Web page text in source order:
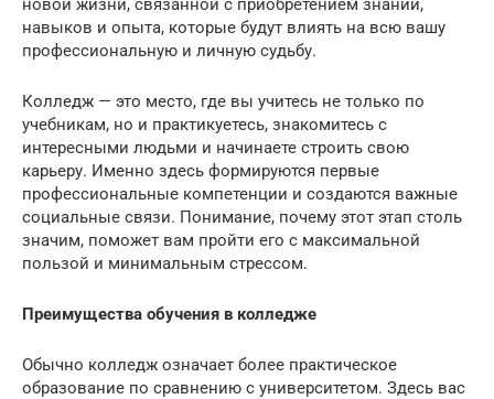
новой жизни, связанной с приобретением знаний,
навыков и опыта, которые будут влиять на всю вашу
профессиональную и личную судьбу.
Колледж — это место, где вы учитесь не только по
учебникам, но и практикуетесь, знакомитесь с
интересными людьми и начинаете строить свою
карьеру. Именно здесь формируются первые
профессиональные компетенции и создаются важные
социальные связи. Понимание, почему этот этап столь
значим, поможет вам пройти его с максимальной
пользой и минимальным стрессом.
Преимущества обучения в колледже
Обычно колледж означает более практическое
образование по сравнению с университетом. Здесь вас